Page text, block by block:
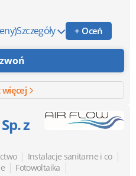
Szczegóły + Oceń
więcej
z
| Instalacje sanitarne i co |
| Fotowoltaika |